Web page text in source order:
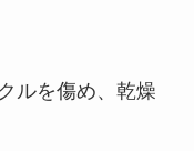
ルを傷め、乾燥